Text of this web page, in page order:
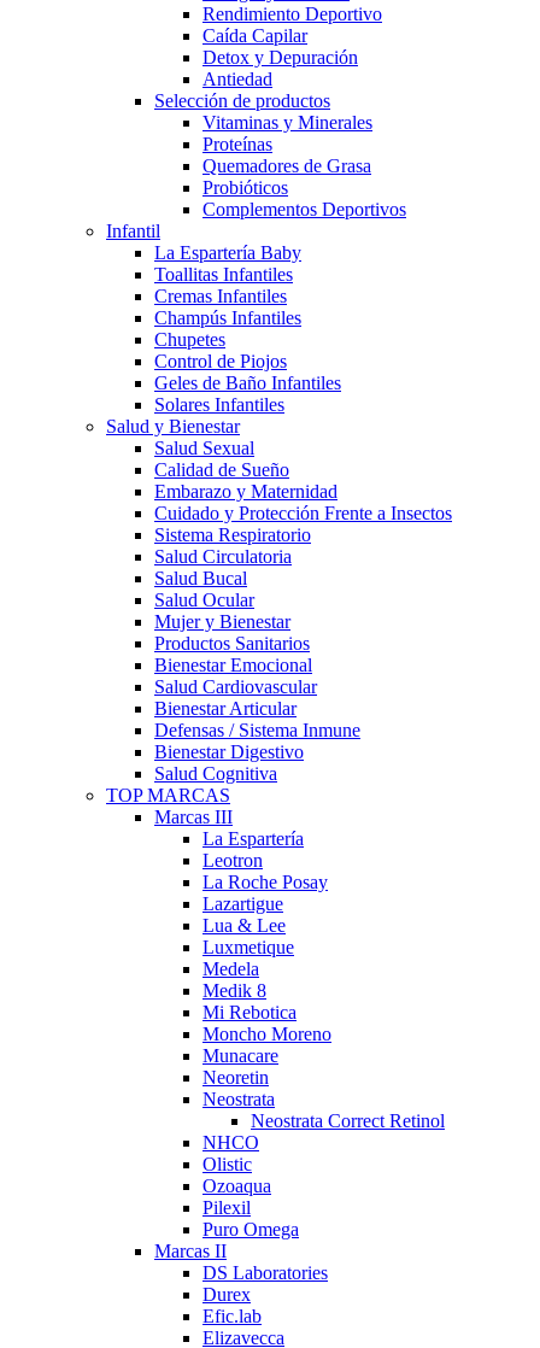
Rendimiento Deportivo
Caída Capilar
Detox y Depuración
Antiedad
Selección de productos
Vitaminas y Minerales
Proteínas
Quemadores de Grasa
Probióticos
Complementos Deportivos
Infantil
La Espartería Baby
Toallitas Infantiles
Cremas Infantiles
Champús Infantiles
Chupetes
Control de Piojos
Geles de Baño Infantiles
Solares Infantiles
Salud y Bienestar
Salud Sexual
Calidad de Sueño
Embarazo y Maternidad
Cuidado y Protección Frente a Insectos
Sistema Respiratorio
Salud Circulatoria
Salud Bucal
Salud Ocular
Mujer y Bienestar
Productos Sanitarios
Bienestar Emocional
Salud Cardiovascular
Bienestar Articular
Defensas / Sistema Inmune
Bienestar Digestivo
Salud Cognitiva
TOP MARCAS
Marcas III
La Espartería
Leotron
La Roche Posay
Lazartigue
Lua & Lee
Luxmetique
Medela
Medik 8
Mi Rebotica
Moncho Moreno
Munacare
Neoretin
Neostrata
Neostrata Correct Retinol
NHCO
Olistic
Ozoaqua
Pilexil
Puro Omega
Marcas II
DS Laboratories
Durex
Efic.lab
Elizavecca